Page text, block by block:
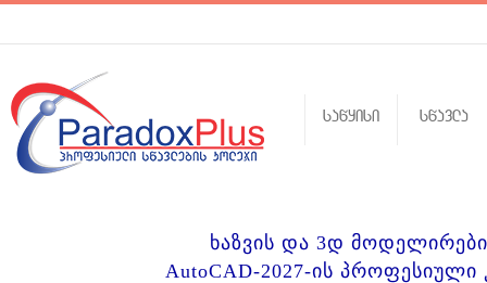
sawyisi swavla
ხაზვის და 3დ
AutoCAD-2027-ის პროფესიული